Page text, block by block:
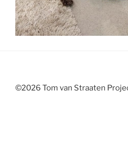
©2026 Tom van Straaten